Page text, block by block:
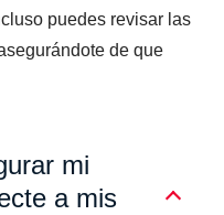
puedes revisar las
de que
mi
a mis